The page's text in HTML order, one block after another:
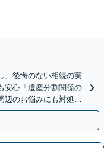
、後悔のない相続の実
安心「遺産分割関係の
辺のお悩みにも対処可